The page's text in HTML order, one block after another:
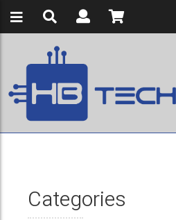
Categories